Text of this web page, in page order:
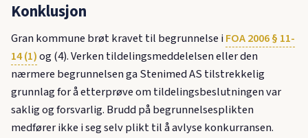
Konklusjon
Gran kommune brøt kravet til begrunnelse iFOA 2006 § 11-
14 (1)og (4). Verken tildelingsmeddelelsen eller den
nærmere begrunnelsen ga Stenimed AS tilstrekkelig
grunnlag for å etterprøve om tildelingsbeslutningen var
saklig og forsvarlig. Brudd på begrunnelsesplikten
medfører ikke i seg selv plikt til å avlyse konkurransen.